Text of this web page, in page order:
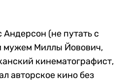
(не путать с
мужем Миллы Йовович,
кинематографист,
авторское кино без